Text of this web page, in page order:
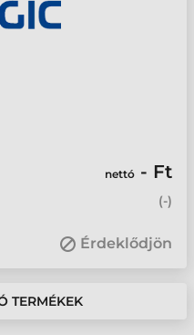
nettó - Ft
(-)
Érdeklődjön
TERMÉKEK